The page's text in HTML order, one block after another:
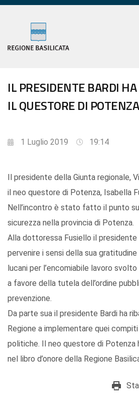
IL PRESIDENTE BARDI
IL QUESTORE DI POTENZA
1 Luglio 2019 19:14
Il presidente della Giunta regionale,
il neo questore di Potenza, Isabella
Nell’incontro è stato fatto il punto
sicurezza nella provincia di Potenza.
Alla dottoressa Fusiello il
pervenire i sensi della sua
lucani per l’encomiabile lavoro
a favore della tutela dell’ordine
prevenzione.
Da parte sua il presidente Bardi ha
Regione a implementare quei
politiche. Il neo questore di Potenza
nel libro d’onore della Regione